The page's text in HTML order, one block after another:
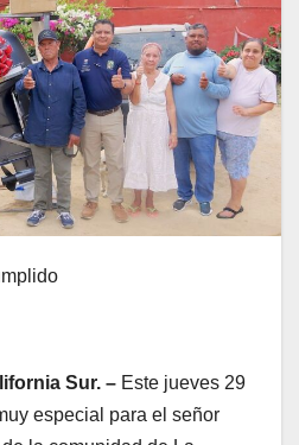
Sur. – Este jueves 29
especial para el señor